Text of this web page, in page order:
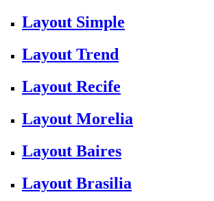
Layout Simple
Layout Trend
Layout Recife
Layout Morelia
Layout Baires
Layout Brasilia